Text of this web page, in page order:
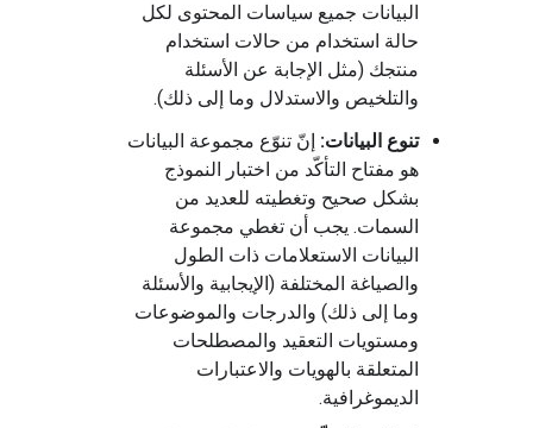
البيانات جميع سياسات المحتوى لكل
حالة استخدام من حالات استخدام
منتجك (مثل الإجابة عن الأسئلة
والتلخيص والاستدلال وما إلى ذلك).
تنوع البيانات: إنّ تنوّع مجموعة البيانات
هو مفتاح التأكّد من اختبار النموذج
بشكل صحيح وتغطيته للعديد من
السمات. يجب أن تغطي مجموعة
البيانات الاستعلامات ذات الطول
والصياغة المختلفة (الإيجابية والأسئلة
وما إلى ذلك) والدرجات والموضوعات
ومستويات التعقيد والمصطلحات
المتعلقة بالهويات والاعتبارات
الديموغرافية.